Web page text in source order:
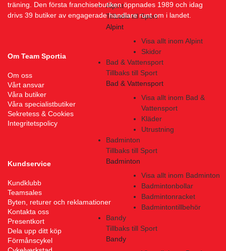
Alpint
Tillbaks till Sport
Alpint
Visa allt inom Alpint
Skidor
Bad & Vattensport
Tillbaks till Sport
Bad & Vattensport
Visa allt inom Bad &
Vattensport
Kläder
Utrustning
Badminton
Tillbaks till Sport
Badminton
Visa allt inom Badminton
Badmintonbollar
Badmintonracket
Badmintontillbehör
Bandy
Tillbaks till Sport
Bandy
träning. Den första franchisebutiken öppnades 1989 och idag
drivs 39 butiker av engagerade handlare runt om i landet.
Om Team Sportia
Om oss
Vårt ansvar
Våra butiker
Våra specialistbutiker
Sekretess & Cookies
Integritetspolicy
Kundservice
Kundklubb
Teamsales
Byten, returer och reklamationer
Kontakta oss
Presentkort
Dela upp ditt köp
Förmånscykel